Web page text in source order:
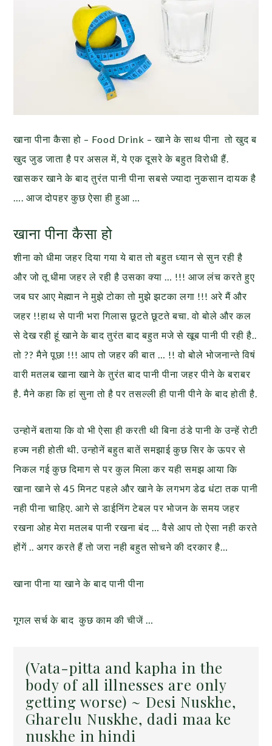
खाना पीना कैसा हो – Food Drink –खाने के साथ पीना तो खुद ब
खुद जुड जाता है पर असल में, ये एक दूसरे के बहुत विरोधी हैं.
खासकर खाने के बाद तुरंत पानी पीना सबसे ज्यादा नुकसान दायक है
…. आज दोपहर कुछ ऐसा ही हुआ …
खाना पीना कैसा हो
शीना को धीमा जहर दिया गया ये बात तो बहुत ध्यान से सुन रही है
और जो तू धीमा जहर ले रही है उसका क्या … !!! आज लंच करते हुए
जब घर आए मेह्मान ने मुझे टोका तो मुझे झटका लगा !!! अरे मैं और
जहर !!हाथ से पानी भरा गिलास छूटते छूटते बचा. वो बोले और कल
से देख रही हूं खाने के बाद तुरंत बाद बहुत मजे से खूब पानी पी रही है..
तो ?? मैने पूछा !!! आप तो जहर की बात … !! वो बोले भोजनान्ते विषं
वारी मतलब खाना खाने के तुरंत बाद पानी पीना जहर पीने के बराबर
है. मैने कहा कि हां सुना तो है पर तसल्ली ही पानी पीने के बाद होती है.
उन्होनें बताया कि वो भी ऐसा ही करती थी बिना ठंडे पानी के उन्हें रोटी
हज्म नही होती थी. उन्होनें बहुत बातें समझाई कुछ सिर के ऊपर से
निकल गई कुछ दिमाग से पर कुल मिला कर यही समझ आया कि
खाना खाने से 45 मिनट पहले और खाने के लगभग डेढ धंटा तक पानी
नही पीना चाहिए. आगे से डाईनिंग टेबल पर भोजन के समय जहर
रखना ओह मेरा मतलब पानी रखना बंद … वैसे आप तो ऐसा नही करते
होंगें .. अगर करते हैं तो जरा नही बहुत सोचने की दरकार है…
खाना पीना या खाने के बाद पानी पीना
गूगल सर्च के बाद कुछ काम की चीजें …
(Vata-pitta and kapha in the
body of all illnesses are only
getting worse) ~ Desi Nuskhe,
Gharelu Nuskhe, dadi maa ke
nuskhe in hindi